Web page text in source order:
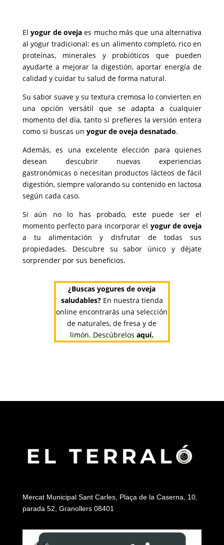
Elyogur de ovejaes mucho más que una alternativa
al yogur tradicional: es un alimento completo, rico en
proteínas, minerales y probióticos que pueden
ayudarte a mejorar la digestión, aportar energía de
calidad y cuidar tu salud de forma natural.
Su sabor suave y su textura cremosa lo convierten en
una opción versátil que se adapta a cualquier
momento del día, tanto si prefieres la versión entera
como si buscas un yogur de oveja desnatado.
Además, es una excelente elección para quienes
desean descubrir nuevas experiencias
gastronómicas o necesitan productos lácteos de fácil
digestión, siempre valorando su contenido en lactosa
según cada caso.
Si aún no lo has probado, este puede ser el
momento perfecto para incorporar el yogur de oveja
a tu alimentación y disfrutar de todas sus
propiedades. Descubre su sabor único y déjate
sorprender por sus beneficios.
¿Buscas yogures de oveja
saludables?En nuestra tienda
online encontrarás una selección
de naturales, de fresa y de
limón. Descúbrelos aquí.
Mercat Municipal Sant Carles, Plaça de la Caserna, 10,
parada 52, Granollers 08401